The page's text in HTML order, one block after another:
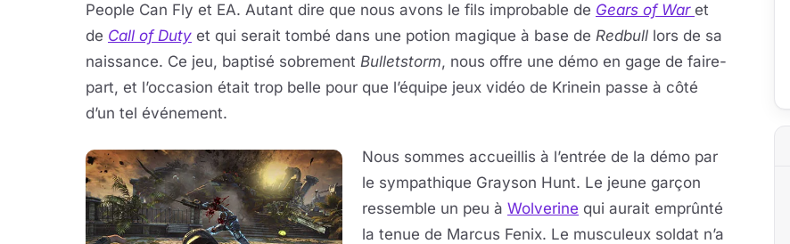
People Can Fly et EA. Autant dire que nous avons le fils improbable de Gears of War et
de Call of Duty et qui serait tombé dans une potion magique à base de Redbull lors de sa
naissance. Ce jeu, baptisé sobrement Bulletstorm, nous offre une démo en gage de faire-
part, et l’occasion était trop belle pour que l’équipe jeux vidéo de Krinein passe à côté
d’un tel événement.
Nous sommes accueillis à l’entrée de la démo par
le sympathique Grayson Hunt. Le jeune garçon
ressemble un peu à Wolverine qui aurait emprûnté
la tenue de Marcus Fenix. Le musculeux soldat n’a